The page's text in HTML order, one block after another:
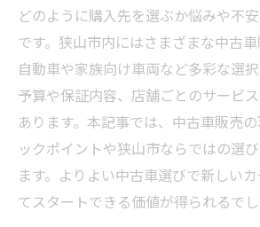
どのように購入先を選ぶか悩みや不
です。狭山市内にはさまざまな中古
自動車や家族向け車両など多彩な選択
予算や保証内容、店舗ごとのサービ
あります。本記事では、中古車販売
ックポイントや狭山市ならではの選
ます。よりよい中古車選びで新しい
てスタートできる価値が得られるでし